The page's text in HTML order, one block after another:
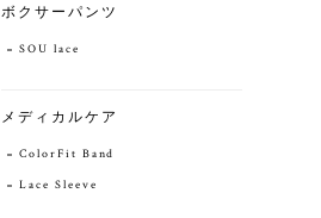
ボクサーパンツ
SOU lace
メディカルケア
ColorFit Band
Lace Sleeve